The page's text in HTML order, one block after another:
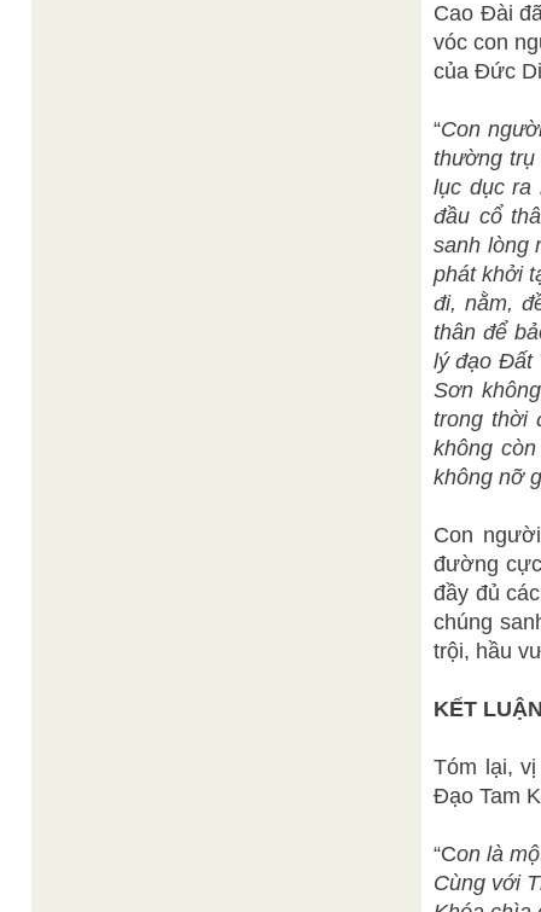
Cao Đài
vóc con
của Đức
“Con
thường trụ
lục dục ra
đầu cổ
sanh lòng
phát khởi
đi, nằm,
thân để
lý đạo Đất
Sơn
trong thời
không
không nỡ
Con
đường
đầy đủ
chúng
trội, hầu
KẾT
Tóm lại,
Đạo Tam
“Con là
Cùng với